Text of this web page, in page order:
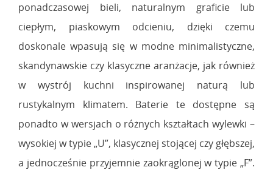
ponadczasowej bieli, naturalnym graficie lub
ciepłym, piaskowym odcieniu, dzięki czemu
doskonale wpasują się w modne minimalistyczne,
skandynawskie czy klasyczne aranżacje, jak również
w wystrój kuchni inspirowanej naturą lub
rustykalnym klimatem. Baterie te dostępne są
ponadto w wersjach o różnych kształtach wylewki –
wysokiej w typie „U”, klasycznej stojącej czy głębszej,
a jednocześnie przyjemnie zaokrąglonej w typie „F”.